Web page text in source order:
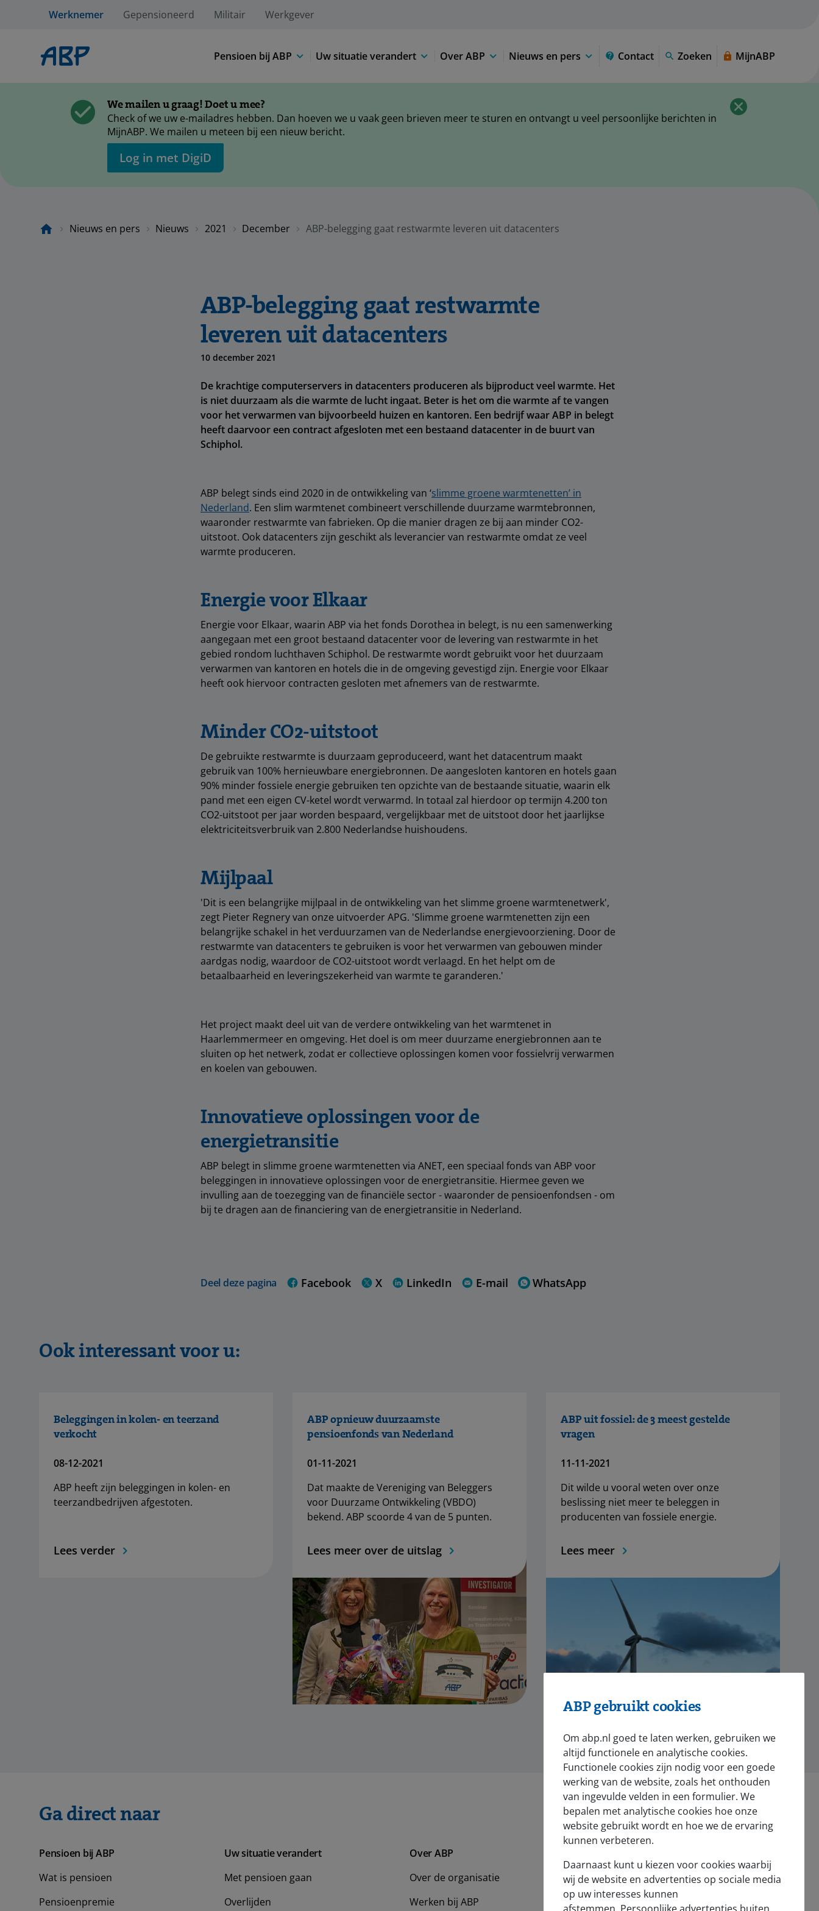
Werknemer Gepensioneerd Militair Werkgever
Pensioen bij ABP Uw situatie verandert Over ABP Nieuws en pers Contact Zoeken MijnABP
We mailen u graag! Doet u mee?
Check of we uw e-mailadres hebben. Dan hoeven we u vaak geen brieven meer te sturen en ontvangt u veel persoonlijke berichten in
MijnABP. We mailen u meteen bij een nieuw bericht.
Log in met DigiD
Nieuws en pers Nieuws 2021 December ABP-belegging gaat restwarmte leveren uit datacenters
ABP-belegging gaat restwarmte
leveren uit datacenters
10 december 2021
De krachtige computerservers in datacenters produceren als bijproduct veel warmte. Het
is niet duurzaam als die warmte de lucht ingaat. Beter is het om die warmte af te vangen
voor het verwarmen van bijvoorbeeld huizen en kantoren. Een bedrijf waar ABP in belegt
heeft daarvoor een contract afgesloten met een bestaand datacenter in de buurt van
Schiphol.
ABP belegt sinds eind 2020 in de ontwikkeling van ‘slimme groene warmtenetten’ in
Nederland. Een slim warmtenet combineert verschillende duurzame warmtebronnen,
waaronder restwarmte van fabrieken. Op die manier dragen ze bij aan minder CO2-
uitstoot. Ook datacenters zijn geschikt als leverancier van restwarmte omdat ze veel
warmte produceren.
Energie voor Elkaar
Energie voor Elkaar, waarin ABP via het fonds Dorothea in belegt, is nu een samenwerking
aangegaan met een groot bestaand datacenter voor de levering van restwarmte in het
gebied rondom luchthaven Schiphol. De restwarmte wordt gebruikt voor het duurzaam
verwarmen van kantoren en hotels die in de omgeving gevestigd zijn. Energie voor Elkaar
heeft ook hiervoor contracten gesloten met afnemers van de restwarmte.
Minder CO2-uitstoot
De gebruikte restwarmte is duurzaam geproduceerd, want het datacentrum maakt
gebruik van 100% hernieuwbare energiebronnen. De aangesloten kantoren en hotels gaan
90% minder fossiele energie gebruiken ten opzichte van de bestaande situatie, waarin elk
pand met een eigen CV-ketel wordt verwarmd. In totaal zal hierdoor op termijn 4.200 ton
CO2-uitstoot per jaar worden bespaard, vergelijkbaar met de uitstoot door het jaarlijkse
elektriciteitsverbruik van 2.800 Nederlandse huishoudens.
Mijlpaal
'Dit is een belangrijke mijlpaal in de ontwikkeling van het slimme groene warmtenetwerk',
zegt Pieter Regnery van onze uitvoerder APG. 'Slimme groene warmtenetten zijn een
belangrijke schakel in het verduurzamen van de Nederlandse energievoorziening. Door de
restwarmte van datacenters te gebruiken is voor het verwarmen van gebouwen minder
aardgas nodig, waardoor de CO2-uitstoot wordt verlaagd. En het helpt om de
betaalbaarheid en leveringszekerheid van warmte te garanderen.'
Het project maakt deel uit van de verdere ontwikkeling van het warmtenet in
Haarlemmermeer en omgeving. Het doel is om meer duurzame energiebronnen aan te
sluiten op het netwerk, zodat er collectieve oplossingen komen voor fossielvrij verwarmen
en koelen van gebouwen.
Innovatieve oplossingen voor de
energietransitie
ABP belegt in slimme groene warmtenetten via ANET, een speciaal fonds van ABP voor
beleggingen in innovatieve oplossingen voor de energietransitie. Hiermee geven we
invulling aan de toezegging van de financiële sector - waaronder de pensioenfondsen - om
bij te dragen aan de financiering van de energietransitie in Nederland.
Deel deze pagina Facebook X LinkedIn E-mail WhatsApp
Ook interessant voor u:
Beleggingen in kolen- en teerzand
verkocht
08-12-2021
ABP heeft zijn beleggingen in kolen- en
teerzandbedrijven afgestoten.
Lees verder
ABP opnieuw duurzaamste
pensioenfonds van Nederland
01-11-2021
Dat maakte de Vereniging van Beleggers
voor Duurzame Ontwikkeling (VBDO)
bekend. ABP scoorde 4 van de 5 punten.
Lees meer over de uitslag
ABP uit fossiel: de 3 meest gestelde
vragen
11-11-2021
Dit wilde u vooral weten over onze
beslissing niet meer te beleggen in
producenten van fossiele energie.
Lees meer
Ga direct naar
Pensioen bij ABP
Wat is pensioen
Pensioenpremie
Uw situatie verandert
Met pensioen gaan
Overlijden
Over ABP
Over de organisatie
Werken bij ABP
Nieuws
Voor de pers
ABP gebruikt cookies
Om abp.nl goed te laten werken, gebruiken we
altijd functionele en analytische cookies.
Functionele cookies zijn nodig voor een goede
werking van de website, zoals het onthouden
van ingevulde velden in een formulier. We
bepalen met analytische cookies hoe onze
website gebruikt wordt en hoe we de ervaring
kunnen verbeteren.
Daarnaast kunt u kiezen voor cookies waarbij
wij de website en advertenties op sociale media
op uw interesses kunnen